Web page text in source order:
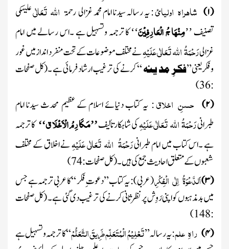
(۱) شاہراہ اولیائ:یہ رسالہ سیدنا امام محمد غزالیرحمۃاللہ تَعَالٰیعلیہکی
تصنیف’’مِنْہَا جُ الْعَارِفِیْنَ‘‘کا ترجمہ وتسہیل ہے ۔اس رسالے میں امام
غزالیرَحْمَۃُ اللہ تَعَالٰی عَلَیْہِنے مختلف موضوعات کے تحت منفرد انداز میں غور
وفکریعنی’’فکرِ مد ینہ‘‘ کرنے کی ترغیب ارشاد فرمائی ہے ۔(کل صفحات
:
36
)
(۲) حسنِ اخلاق: یہ کتاب دنیائے اسلام کے عظیم محدث سیدنا امام
طبرانیرَحْمَۃُ اللہ تَعَالٰی عَلَیْہِکی شاہکار تألیف’’مَکَا رِمُ الْاَخْلَا ق‘‘کا ترجمہ
ہے ۔اس کتاب میں امام طبرانیرَحْمَۃُ اللہ تَعَالٰی عَلَیْہِنے اخلاق کے مختلف
شعبوں کے متعلق احادیث جمع کی ہیں ۔(کل صفحات :74
)
(۳)اَلدَّعْوَۃُاِلٰیالْفِکْرِ(عربی) : یہ کتاب’’دعوت ِ فکر ‘‘کا عربی ترجمہ ہے جس
میں بدمذہبوں کو اپنی رَوِش پر نظرثانی کرنے کی ترغیب دی گئی ہے ۔(کل صفحات
:
148
)
(۴) راہِعلم:یہ رسالہ ’’تَعْلِیْمُ الْمُتَعَلِّم طَرِیقَ التَّعَلُّمْ‘‘ کا ترجمہ وتسہیل ہے